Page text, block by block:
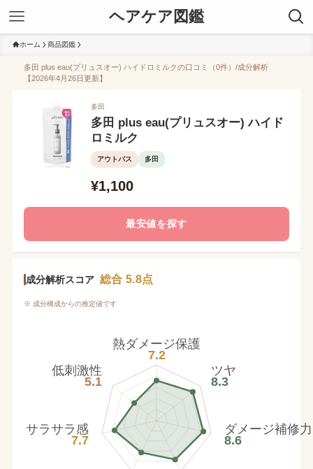
ヘアケア図鑑
ホーム 商品図鑑
多田 plus eau(プリュスオー) ハイドロミルクの口コミ（0件）/成分解析
【2026年4月26日更新】
多田
多田 plus eau(プリュスオー) ハイド
ロミルク
アウトバス 多田
¥1,100
最安値を探す
成分解析スコア 総合 5.8点
※ 成分構成からの推定値です
熱ダメージ保護
7.2
ツヤ
8.3
ダメージ補修力
8.6
サラサラ感
7.7
低刺激性
5.1